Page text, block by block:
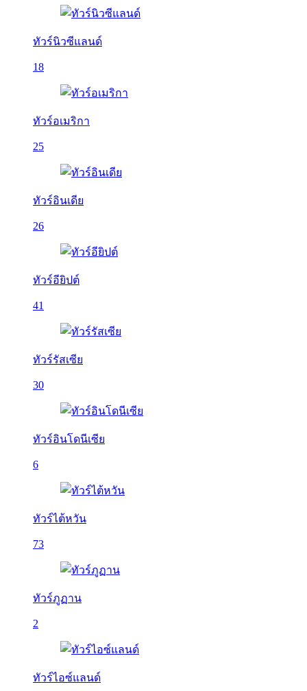
ทัวร์นิวซีแลนด์
18
ทัวร์อเมริกา
25
ทัวร์อินเดีย
26
ทัวร์อียิปต์
41
ทัวร์รัสเซีย
30
ทัวร์อินโดนีเซีย
6
ทัวร์ไต้หวัน
73
ทัวร์ภูฏาน
2
ทัวร์ไอซ์แลนด์